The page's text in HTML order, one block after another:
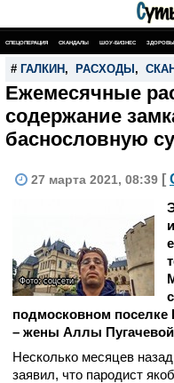
СПЕЦОПЕРАЦИЯ СКАНДАЛЫ ШОУ-БИЗНЕС
# ГАЛКИН , РАСХОДЫ ,
Ежемесячные
содержание
баснословную
27 марта 2021, 08:39 [
Фото: соцсети
подмосковном поселке
– жены Аллы
Несколько месяцев
заявил, что пародист